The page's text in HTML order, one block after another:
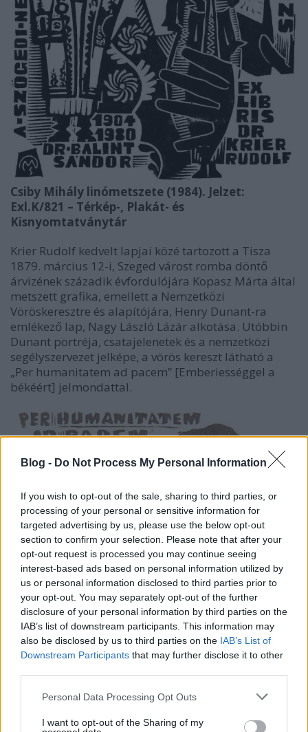
Blog - Do Not Process My Personal Information
If you wish to opt-out of the sale, sharing to third parties, or
processing of your personal or sensitive information for
targeted advertising by us, please use the below opt-out
section to confirm your selection. Please note that after your
opt-out request is processed you may continue seeing
interest-based ads based on personal information utilized by
us or personal information disclosed to third parties prior to
your opt-out. You may separately opt-out of the further
disclosure of your personal information by third parties on the
IAB’s list of downstream participants. This information may
also be disclosed by us to third parties on the IAB’s List of
Downstream Participants that may further disclose it to other
Please note that this website/app uses one or more Google
not limited to your visit or usage behaviour. You may click to
Personal Data Processing Opt Outs
I want to opt-out of the Sharing of my
Csiby Mihály linómetszete (1984). Jelzet:
Exl.K/821 – Térkép-, Plakát- és
Kisnyomtatványtár
Krier Rudolf kedvelt lapjai közé tartozott a Tisza
1879. március 12-i, Szeged várost romba döntő
árvizének századik évfordulójára Kopasz Márta által
metszett grafika, emellett a Nemzetközi
Vöröskeresztre és alapítójára, Henry Dunant-ra
emlékező lap, Nagy László Lázár alkotása. Utóbbin
Dunant portréja, csatajelenetek és a nemzetközi
segélyszervezet jelképe, a vörös kereszt látható a
„Per humanitatem ad pacem” [Emberiességgel a
békéért] jelmondattal.